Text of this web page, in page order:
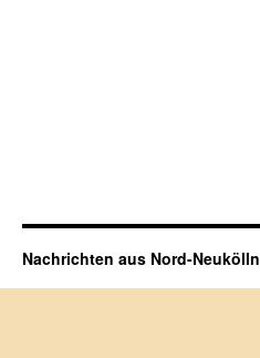
Nachrichten aus Nord-Neukölln